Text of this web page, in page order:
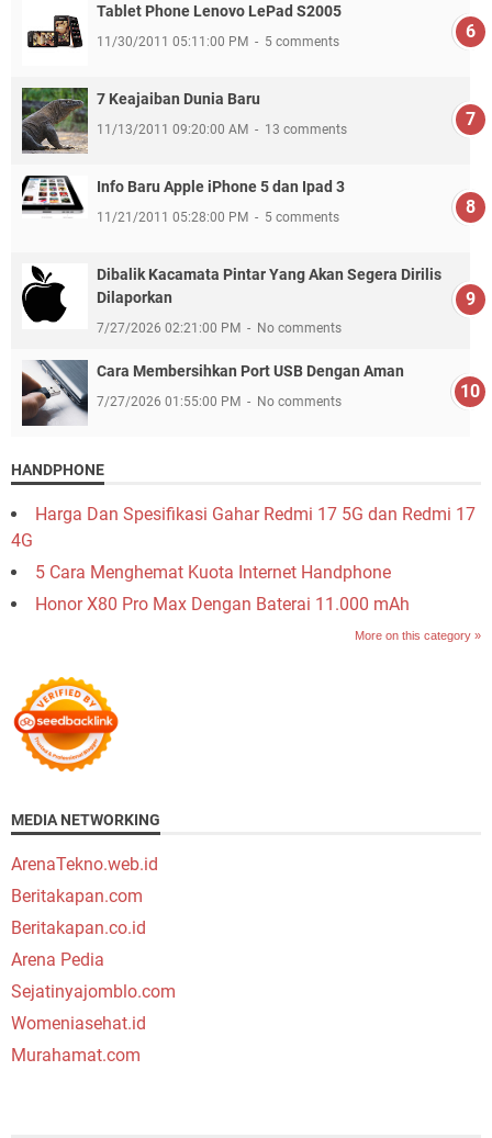
Tablet Phone Lenovo LePad S2005
11/30/2011 05:11:00 PM 5 comments
7 Keajaiban Dunia Baru
11/13/2011 09:20:00 AM 13 comments
Info Baru Apple iPhone 5 dan Ipad 3
11/21/2011 05:28:00 PM 5 comments
Dibalik Kacamata Pintar Yang Akan Segera Dirilis
Dilaporkan
7/27/2026 02:21:00 PM No comments
Cara Membersihkan Port USB Dengan Aman
7/27/2026 01:55:00 PM No comments
HANDPHONE
Harga Dan Spesifikasi Gahar Redmi 17 5G dan Redmi 17
4G
5 Cara Menghemat Kuota Internet Handphone
Honor X80 Pro Max Dengan Baterai 11.000 mAh
More on this category »
MEDIA NETWORKING
ArenaTekno.web.id
Beritakapan.com
Beritakapan.co.id
Arena Pedia
Sejatinyajomblo.com
Womeniasehat.id
Murahamat.com